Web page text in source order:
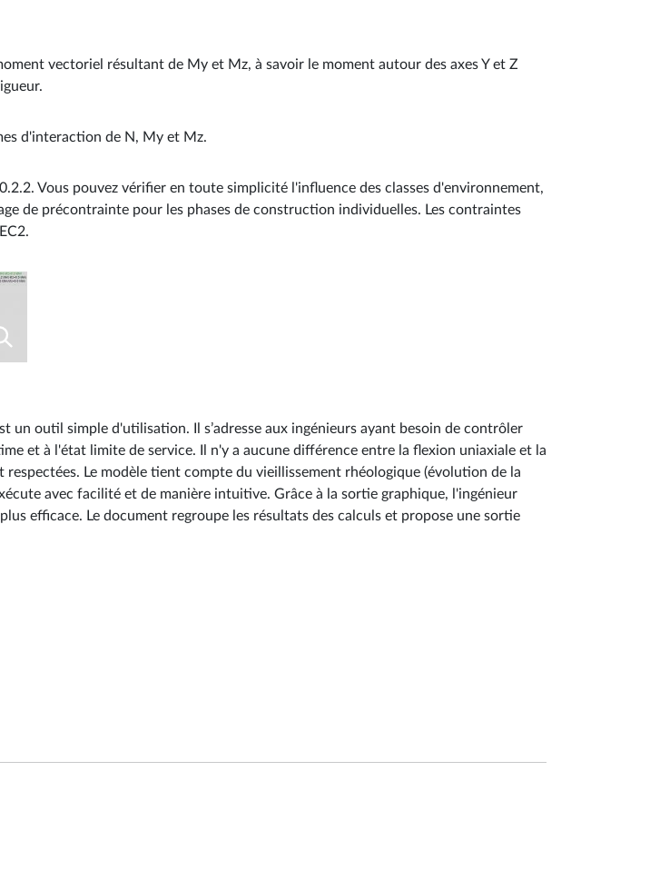
vectoriel résultant de My et Mz, à savoir le moment autour des axes Y et Z
d'interaction de N, My et Mz.
Vous pouvez vérifier en toute simplicité l'influence des classes d'environnement,
de précontrainte pour les phases de construction individuelles. Les contraintes
un outil simple d'utilisation. Il s’adresse aux ingénieurs ayant besoin de contrôler
et à l'état limite de service. Il n'y a aucune différence entre la flexion uniaxiale et la
Le modèle tient compte du vieillissement rhéologique (évolution de la
avec facilité et de manière intuitive. Grâce à la sortie graphique, l'ingénieur
efficace. Le document regroupe les résultats des calculs et propose une sortie